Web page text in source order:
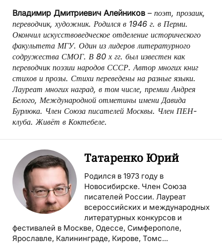
Владимир Дмитриевич Алейников – поэт, прозаик,
переводчик, художник. Родился в 1946 г. в Перми.
Окончил искусствоведческое отделение исторического
факультета МГУ. Один из лидеров литературного
содружества СМОГ. В 80 х гг. был известен как
переводчик поэзии народов СССР. Автор многих книг
стихов и прозы. Стихи переведены на разные языки.
Лауреат многих наград, в том числе, премии Андрея
Белого, Международной отметины имени Давида
Бурлюка. Член Союза писателей Москвы. Член ПЕН-
клуба. Живёт в Коктебеле.
Татаренко Юрий
Родился в 1973 году в
Новосибирске. Член Союза
писателей России. Лауреат
всероссийских и международных
литературных конкурсов и
фестивалей в Москве, Одессе, Симферополе,
Ярославле, Калининграде, Кирове, Томс...